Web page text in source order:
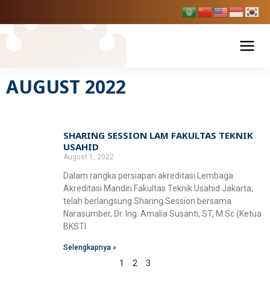
to
content
Tentang USAHID
Bagan & Struktur Organisasi
Manajemen Universitas
BPMPP Usahid
Fakultas Ekonomi dan Bisnis
Manajemen
Akuntansi
Pariwisata
Fakultas Hukum
Ilmu Hukum
Fakultas Ilmu Komunikasi
Fakultas Teknik
Pendaftaran Mahasiswa Baru
Penelitian & Publikasi
Berita Usahid
AUGUST 2022
SHARING SESSION LAM FAKULTAS TEKNIK
USAHID
August 1, 2022
Dalam rangka persiapan akreditasi Lembaga
Akreditasi Mandiri Fakultas Teknik Usahid Jakarta,
telah berlangsung Sharing Session bersama
Narasumber, Dr. Ing. Amalia Susanti, ST, M.Sc (Ketua
BKSTI
Selengkapnya »
Page
1
Page
2
Page
3